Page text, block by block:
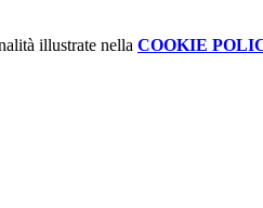
illustrate nella COOKIE